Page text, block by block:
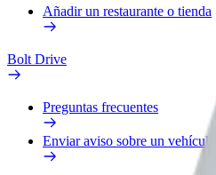
Añadir un restaurante o tienda
Bolt Drive
Preguntas frecuentes
Enviar aviso sobre un vehículo